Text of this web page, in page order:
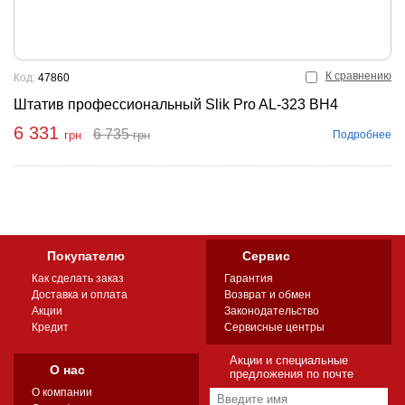
К сравнению
Штатив профессиональный Slik Pro AL-323 BH4
Код: 47860
6 331 грн 6 735грн Подробнее
Покупателю
Как сделать заказ
Доставка и оплата
Акции
Кредит
Сервис
Гарантия
Возврат и обмен
Законодательство
Сервисные центры
О нас
О компании
Акции и специальные
предложения по почте